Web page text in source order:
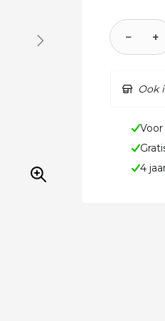
− +
Ook
4